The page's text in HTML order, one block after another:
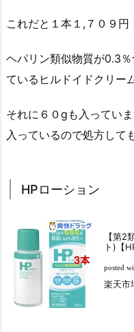
これだと１本１,７０９円
ヘパリン類似物質が0.3
ているヒルドイドクリー
それに６０gも入ってい
入っているので処方して
HPローション
【第2
ト)【
posted
楽天市